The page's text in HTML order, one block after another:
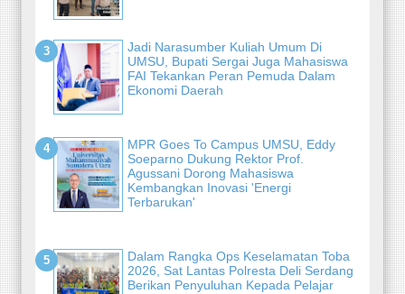
Jadi Narasumber Kuliah Umum Di
UMSU, Bupati Sergai Juga Mahasiswa
FAI Tekankan Peran Pemuda Dalam
Ekonomi Daerah
MPR Goes To Campus UMSU, Eddy
Soeparno Dukung Rektor Prof.
Agussani Dorong Mahasiswa
Kembangkan Inovasi 'Energi
Terbarukan'
Dalam Rangka Ops Keselamatan Toba
2026, Sat Lantas Polresta Deli Serdang
Berikan Penyuluhan Kepada Pelajar